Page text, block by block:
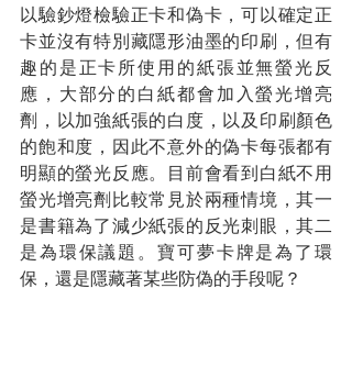
以驗鈔燈檢驗正卡和偽卡，可以確定正
卡並沒有特別藏隱形油墨的印刷，但有
趣的是正卡所使用的紙張並無螢光反
應，大部分的白紙都會加入螢光增亮
劑，以加強紙張的白度，以及印刷顏色
的飽和度，因此不意外的偽卡每張都有
明顯的螢光反應。目前會看到白紙不用
螢光增亮劑比較常見於兩種情境，其一
是書籍為了減少紙張的反光刺眼，其二
是為環保議題。寶可夢卡牌是為了環
保，還是隱藏著某些防偽的手段呢？